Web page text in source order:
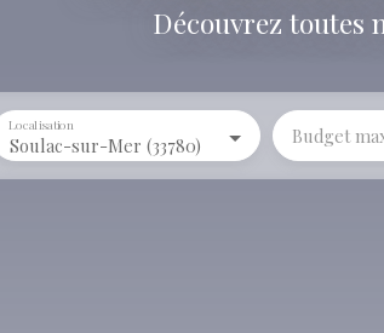
Découvrez toutes
Soulac-sur-Mer (33780)
Localisation Budget